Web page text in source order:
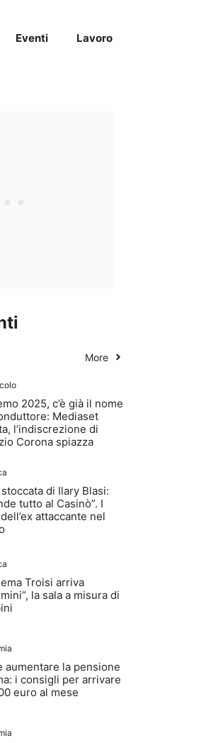
Eventi Lavoro
More
2025, c’è già il nome
Mediaset
l’indiscrezione di
Corona spiazza
di Ilary Blasi:
tutto al Casinò”. I
attaccante nel
Troisi arriva
la sala a misura di
aumentare la pensione
i consigli per arrivare
euro al mese